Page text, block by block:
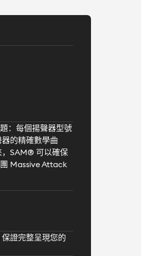
：每個揚聲器型號
的精確數學曲
，SAM® 可以確保
Massive Attack
證完整呈現您的